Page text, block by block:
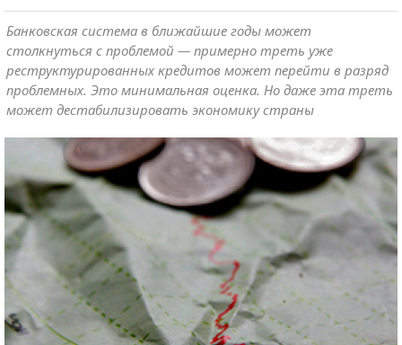
Банковская система в ближайшие годы может
столкнуться с проблемой — примерно треть уже
реструктурированных кредитов может перейти в разряд
проблемных. Это минимальная оценка. Но даже эта треть
может дестабилизировать экономику страны